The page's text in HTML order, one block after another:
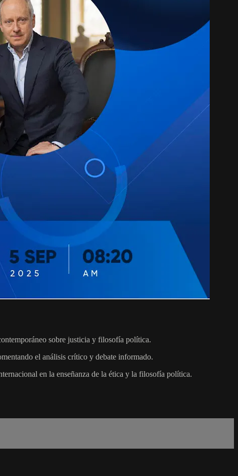
sobre justicia y filosofía política.
el análisis crítico y debate informado.
en la enseñanza de la ética y la filosofía política.